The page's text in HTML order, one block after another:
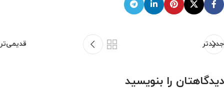
جدیدتر قدیمی‌تر
دیدگاهتان را بنویسید